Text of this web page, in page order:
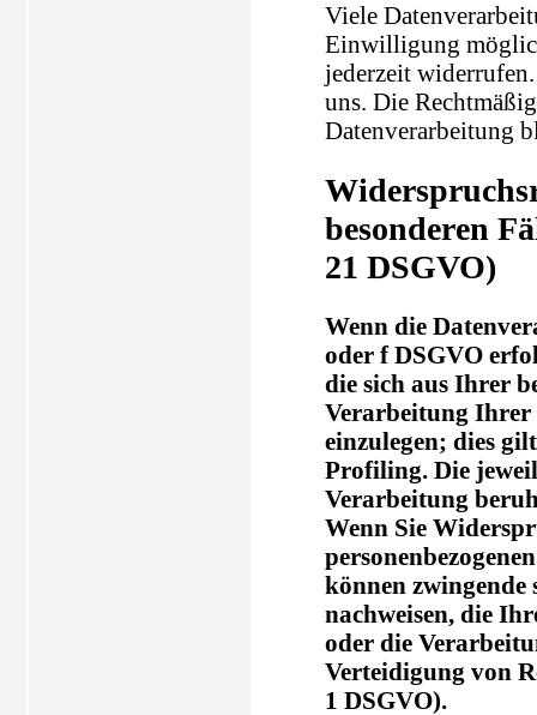
Viele
Einwilligung
jederzeit
uns. Die
Datenverarbeitung
besonderen
21 DSGVO)
Wenn die
oder f DSGVO
die sich aus Ihrer
Verarbeitung Ihrer
einzulegen; dies
Profiling. Die
Verarbeitung
Wenn Sie
können
nachweisen, die
oder die
Verteidigung von
1 DSGVO).